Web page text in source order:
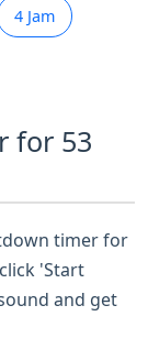
4 Jam
for 53
timer for
'Start
and get